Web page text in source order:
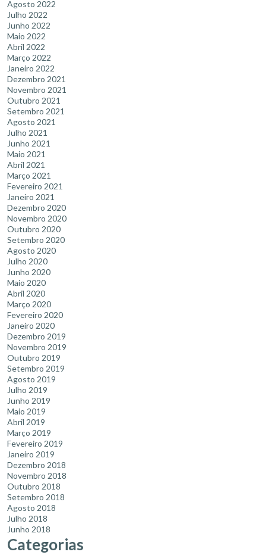
Agosto 2022
Julho 2022
Junho 2022
Maio 2022
Abril 2022
Março 2022
Janeiro 2022
Dezembro 2021
Novembro 2021
Outubro 2021
Setembro 2021
Agosto 2021
Julho 2021
Junho 2021
Maio 2021
Abril 2021
Março 2021
Fevereiro 2021
Janeiro 2021
Dezembro 2020
Novembro 2020
Outubro 2020
Setembro 2020
Agosto 2020
Julho 2020
Junho 2020
Maio 2020
Abril 2020
Março 2020
Fevereiro 2020
Janeiro 2020
Dezembro 2019
Novembro 2019
Outubro 2019
Setembro 2019
Agosto 2019
Julho 2019
Junho 2019
Maio 2019
Abril 2019
Março 2019
Fevereiro 2019
Janeiro 2019
Dezembro 2018
Novembro 2018
Outubro 2018
Setembro 2018
Agosto 2018
Julho 2018
Junho 2018
Categorias